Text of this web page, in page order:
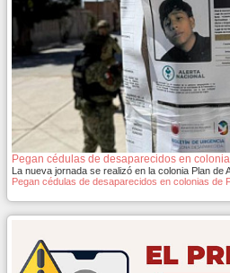
Pegan cédulas de desaparecidos en
La nueva jornada se realizó en la colonia Plan de
Pegan cédulas de desaparecidos en colonias de